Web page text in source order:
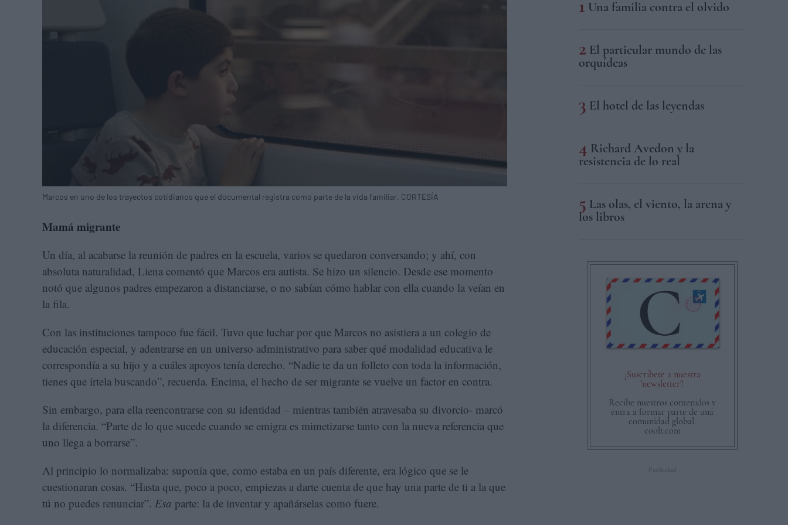
Marcos en uno de los trayectos cotidianos que el documental registra como parte de la vida familiar. CORTESÍA
Mamá migrante
Un día, al acabarse la reunión de padres en la escuela, varios se quedaron conversando; y ahí, con
absoluta naturalidad, Liena comentó que Marcos era autista. Se hizo un silencio. Desde ese momento
notó que algunos padres empezaron a distanciarse, o no sabían cómo hablar con ella cuando la veían en
la fila.
Con las instituciones tampoco fue fácil. Tuvo que luchar por que Marcos no asistiera a un colegio de
educación especial, y adentrarse en un universo administrativo para saber qué modalidad educativa le
correspondía a su hijo y a cuáles apoyos tenía derecho. “Nadie te da un folleto con toda la información,
tienes que írtela buscando”, recuerda. Encima, el hecho de ser migrante se vuelve un factor en contra.
Sin embargo, para ella reencontrarse con su identidad – mientras también atravesaba su divorcio- marcó
la diferencia. “Parte de lo que sucede cuando se emigra es mimetizarse tanto con la nueva referencia que
uno llega a borrarse”.
Al principio lo normalizaba: suponía que, como estaba en un país diferente, era lógico que se le
cuestionaran cosas. “Hasta que, poco a poco, empiezas a darte cuenta de que hay una parte de ti a la que
tú no puedes renunciar”. Esa parte: la de inventar y apañárselas como fuere.
Una familia contra el olvido
El particular mundo de las
orquídeas
El hotel de las leyendas
Richard Avedon y la
resistencia de lo real
Las olas, el viento, la arena y
los libros
¡Suscríbete a nuestra
'newsletter'!
Recibe nuestros contenidos y
entra a formar parte de una
comunidad global.
coolt.com